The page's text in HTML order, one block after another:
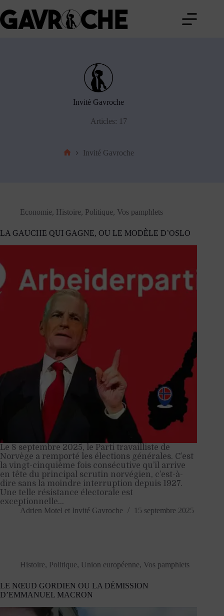
au
contenu
Invité Gavroche
Articles: 17
Invité Gavroche
Economie, Histoire, Politique, Vos pamphlets
LA GAUCHE QUI GAGNE, OU LE MODÈLE D’OSLO
Le 8 septembre 2025, le Parti travailliste de
Norvège a remporté les élections générales. C’est
la vingt-cinquième fois consécutive qu’il arrive
en tête du principal scrutin norvégien, c’est-à-
dire sans la moindre interruption depuis 1927.
Une telle résistance électorale est
exceptionnelle…
Adrien Motel et Invité Gavroche 15 septembre 2025
Histoire, Politique, Union européenne, Vos pamphlets
LE NŒUD GORDIEN OU LA DÉMISSION
D’EMMANUEL MACRON